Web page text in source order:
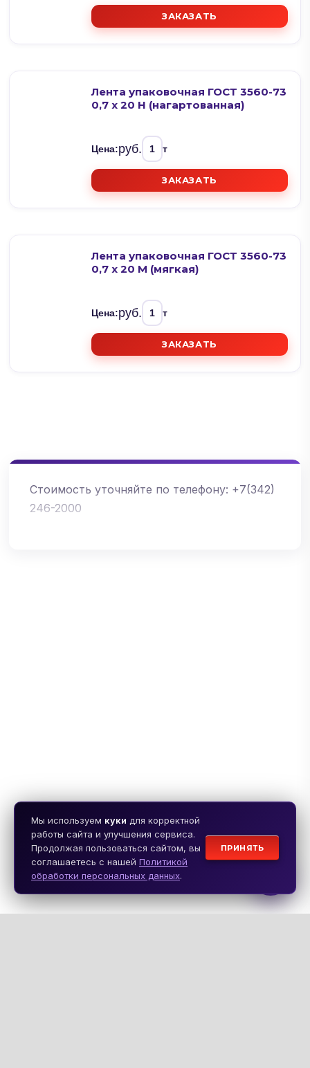
ЗАКАЗАТЬ
Лента упаковочная ГОСТ 3560-73
0,7 х 20 Н (нагартованная)
Цена:руб. т
ЗАКАЗАТЬ
Лента упаковочная ГОСТ 3560-73
0,7 х 20 М (мягкая)
Цена:руб. т
ЗАКАЗАТЬ
Стоимость уточняйте по телефону: +7(342)
246-2000
Мы используем куки для корректной
работы сайта и улучшения сервиса.
Продолжая пользоваться сайтом, вы
соглашаетесь с нашей Политикой
обработки персональных данных.
ПРИНЯТЬ